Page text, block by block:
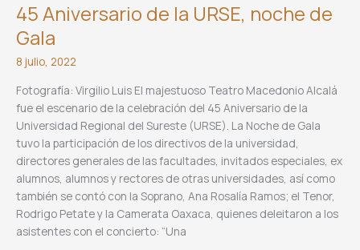
45 Aniversario de la URSE, noche de
Gala
8 julio, 2022
Fotografía: Virgilio Luis El majestuoso Teatro Macedonio Alcalá
fue el escenario de la celebración del 45 Aniversario de la
Universidad Regional del Sureste (URSE). La Noche de Gala
tuvo la participación de los directivos de la universidad,
directores generales de las facultades, invitados especiales, ex
alumnos, alumnos y rectores de otras universidades, así como
también se contó con la Soprano, Ana Rosalía Ramos; el Tenor,
Rodrigo Petate y la Camerata Oaxaca, quienes deleitaron a los
asistentes con el concierto: “Una